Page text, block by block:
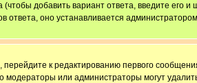
добавить вариант ответа, введите его и
ответа, оно устанавливается
к редактированию первого
модераторы или администраторы могут